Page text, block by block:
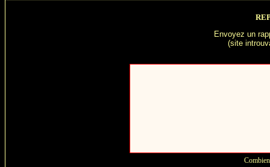
Envoyez un
(site